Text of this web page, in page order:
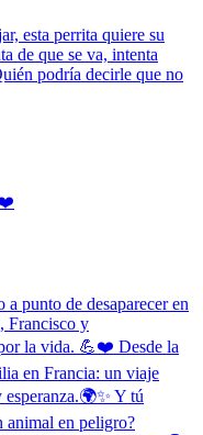
esta perrita quiere su
de que se va, intenta
podría decirle que no
❤️
punto de desaparecer en
Francisco y
la vida. 💪❤️ Desde la
en Francia: un viaje
Y tú
animal en peligro?